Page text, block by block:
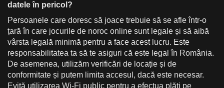
datele în pericol?
Persoanele care doresc să joace trebuie să se afle într-o
țară în care jocurile de noroc online sunt legale și să aibă
vârsta legală minimă pentru a face acest lucru. Este
responsabilitatea ta să te asiguri că este legal în România.
De asemenea, utilizăm verificări de locație și de
conformitate și putem limita accesul, dacă este necesar.
Evită utilizarea Wi-Fi public pentru a efectua plăți pe